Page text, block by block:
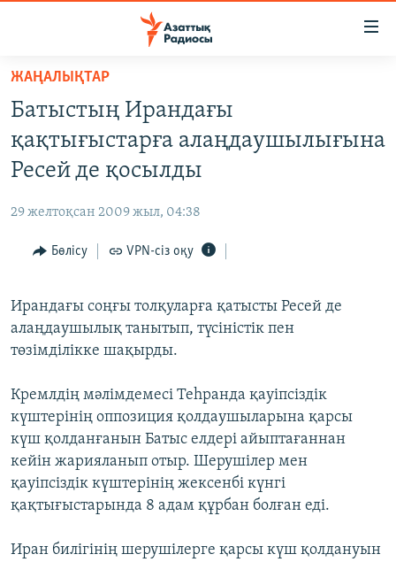
Skip
main
content
Skip
to
main
AZATTYQTV
АДАМ ҚҰҚЫҚТАРЫ
ӘЛЕУМЕТ
АРНАЙЫ ЖОБАЛАР
ЖАЗЫЛЫҢЫЗ
Басқа тілдерде
ЖАҢАЛЫҚТАР
Батыстың Ирандағы
қақтығыстарға алаңдаушылығына
Ресей де қосылды
29 желтоқсан 2009 жыл, 04:38
Бөлісу VPN-сіз оқу
Ирандағы соңғы толқуларға қатысты Ресей де
алаңдаушылық танытып, түсіністік пен
төзімділікке шақырды.
Кремлдің мәлімдемесі Теһранда қауіпсіздік
күштерінің оппозиция қолдаушыларына қарсы
күш қолданғанын Батыс елдері айыптағаннан
кейін жарияланып отыр. Шерушілер мен
қауіпсіздік күштерінің жексенбі күнгі
қақтығыстарында 8 адам құрбан болған еді.
Иран билігінің шерушілерге қарсы күш қолдануын